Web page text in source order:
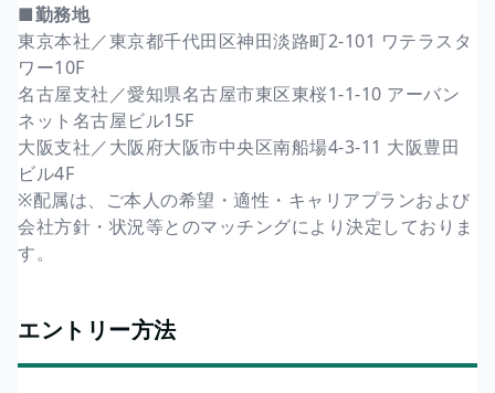
■勤務地
東京本社／東京都千代田区神田淡路町2-101 ワテラスタ
ワー10F
名古屋支社／愛知県名古屋市東区東桜1-1-10 アーバン
ネット名古屋ビル15F
大阪支社／大阪府大阪市中央区南船場4-3-11 大阪豊田
ビル4F
※配属は、ご本人の希望・適性・キャリアプランおよび
会社方針・状況等とのマッチングにより決定しておりま
す。
エントリー方法